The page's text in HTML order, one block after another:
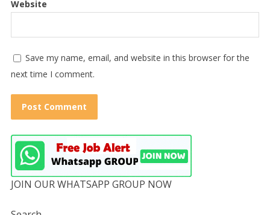
Website
Save my name, email, and website in this browser for the
next time I comment.
JOIN OUR WHATSAPP GROUP NOW